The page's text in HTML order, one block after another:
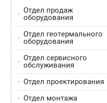
Отдел продаж
оборудования
Отдел геотермального
оборудования
Отдел сервисного
обслуживания
Отдел проектирования
Отдел монтажа